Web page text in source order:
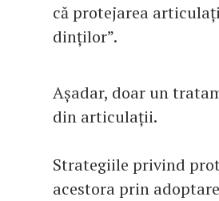
că protejarea
dinților”.
Așadar, doar un
din articulații.
Strategiile privind
acestora prin